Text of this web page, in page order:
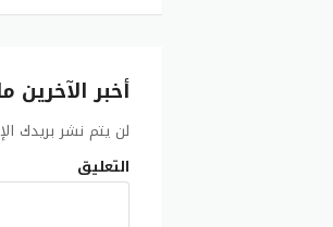
أخبر الآخرين
لن يتم نشر بريدك
التعليق